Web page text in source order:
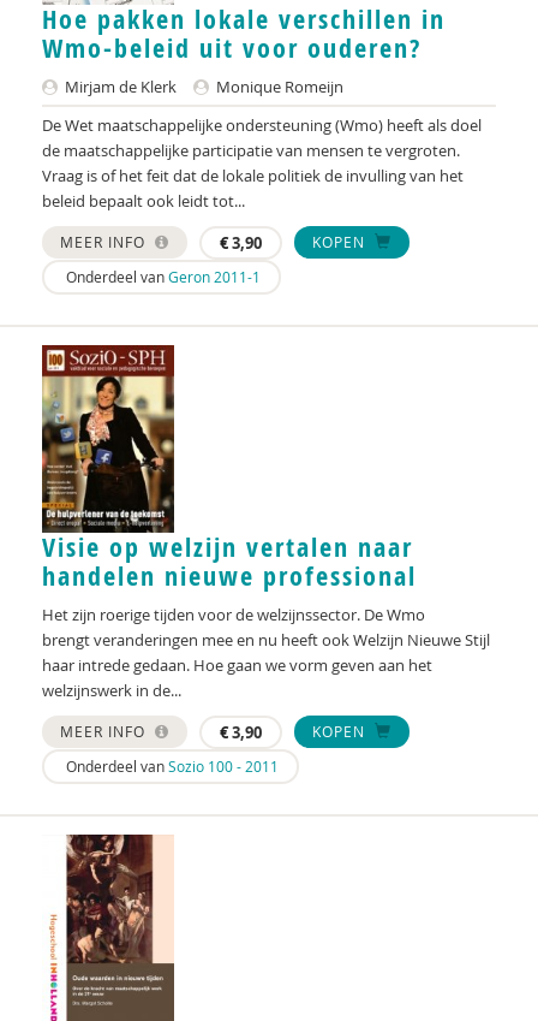
Jessica Maas
Judith Metz
Harry Michon
Annemarijn Mutsaers
Erik Nicolai
Jurriaan Omlo
Annemiek Onstenk
Danielle Oomen
Ringo Ossewaarde
Roos Pijpers
Lisette Pouls
Adviescommissie rechtsbescherming en
rechtsstatelijkheid in het Toekomstscenario kind-
en gezinsbescherming
Lonneke van Rees
Jitske Renkema-Homan
Peter Rensen
Peter Rensen
Monique Romeijn
Hoe pakken lokale verschillen in
Wmo-beleid uit voor ouderen?
Mirjam de Klerk
Monique Romeijn
De Wet maatschappelijke ondersteuning (Wmo) heeft als doel
de maatschappelijke participatie van mensen te vergroten.
Vraag is of het feit dat de lokale politiek de invulling van het
beleid bepaalt ook leidt tot...
MEER INFO €3,90
KOPEN
Onderdeel vanGeron 2011-1
Visie op welzijn vertalen naar
handelen nieuwe professional
Het zijn roerige tijden voor de welzijnssector. De Wmo
brengt veranderingen mee en nu heeft ook Welzijn Nieuwe Stijl
haar intrede gedaan. Hoe gaan we vorm geven aan het
welzijnswerk in de...
MEER INFO €3,90
KOPEN
Onderdeel vanSozio 100 - 2011